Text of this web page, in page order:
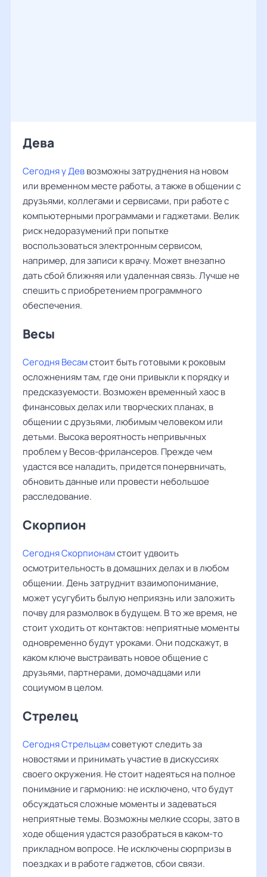
Дева ‌‌
Сегодня у Деввозможны затруднения на новом
или временном месте работы, а также в общении с
друзьями, коллегами и сервисами, при работе с
компьютерными программами и гаджетами. Велик
риск недоразумений при попытке
воспользоваться электронным сервисом,
например, для записи к врачу. Может внезапно
дать сбой ближняя или удаленная связь. Лучше не
спешить с приобретением программного
обеспечения.
Весы ‌‌
Сегодня Весамстоит быть готовыми к роковым
осложнениям там, где они привыкли к порядку и
предсказуемости. Возможен временный хаос в
финансовых делах или творческих планах, в
общении с друзьями, любимым человеком или
детьми. Высока вероятность непривычных
проблем у Весов-фрилансеров. Прежде чем
удастся все наладить, придется понервничать,
обновить данные или провести небольшое
расследование.
Скорпион
Сегодня Скорпионамстоит удвоить
осмотрительность в домашних делах и в любом
общении. День затруднит взаимопонимание,
может усугубить былую неприязнь или заложить
почву для размолвок в будущем. В то же время, не
стоит уходить от контактов: неприятные моменты
одновременно будут уроками. Они подскажут, в
каком ключе выстраивать новое общение с
друзьями, партнерами, домочадцами или
социумом в целом.
Стрелец
Сегодня Стрельцамсоветуют следить за
новостями и принимать участие в дискуссиях
своего окружения. Не стоит надеяться на полное
понимание и гармонию: не исключено, что будут
обсуждаться сложные моменты и задеваться
неприятные темы. Возможны мелкие ссоры, зато в
ходе общения удастся разобраться в каком-то
прикладном вопросе. Не исключены сюрпризы в
поездках и в работе гаджетов, сбои связи.